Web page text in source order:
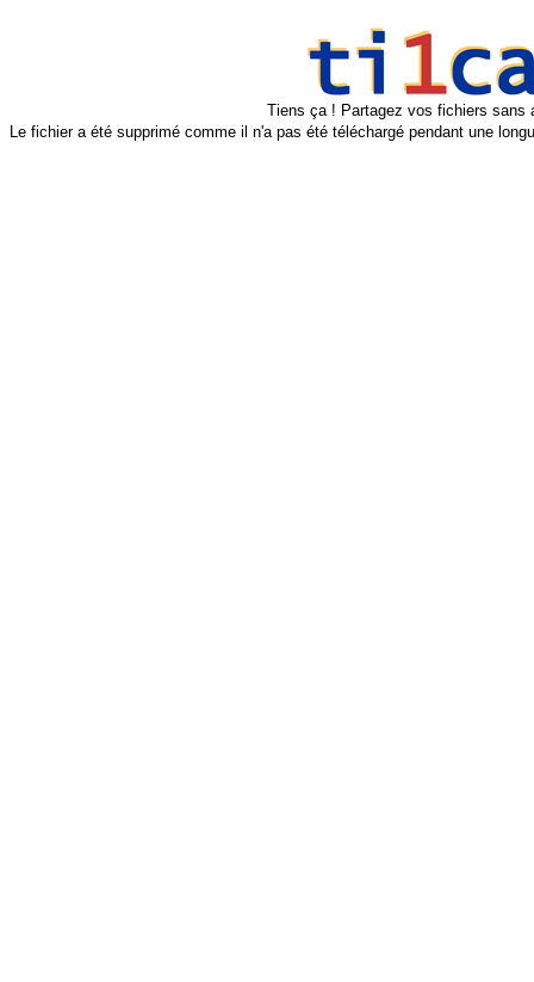
Tiens ça ! Partagez vos fichiers sans
Le fichier a été supprimé comme il n'a pas été téléchargé pendant une